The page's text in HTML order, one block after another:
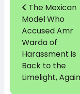
The Mexican
Model Who
Accused Amr
Warda of
Harassment is
Back to the
Limelight,